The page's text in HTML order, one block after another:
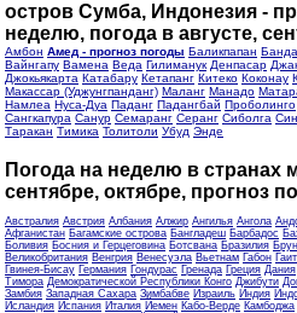
остров Сумба, Индонезия -
неделю, погода в августе,
Амбон Амед - прогноз погоды Баликпапан
Вайнгапу Вамена Веда Гилиманук Денпасар
Джокьякарта Катабару Кетапанг Китеко Коконау
Макассар (Уджунгпанданг) Маланг Манадо
Намлеа Нуса-Дуа Паданг Падангбай Проболинго
Сангкапура Санур Семаранг Серанг Сиболга
Таракан Тимика Толитоли Убуд Энде
Погода на неделю в странах
сентябре, октябре, прогноз
Австралия Австрия Албания Алжир Ангилья Ангола
Афганистан Багамские острова Бангладеш Барбадос
Боливия Босния и Герцеговина Ботсвана Бразилия
Великобритания Венгрия Венесуэла Вьетнам Габон
Гвинея-Бисау Германия Гондурас Гренада Греция Дания
Тимора Демократической Республики Конго Джибути
Замбия Западная Сахара Зимбабве Израиль Индия
Исландия Испания Италия Йемен Кабо-Верде Камбоджа